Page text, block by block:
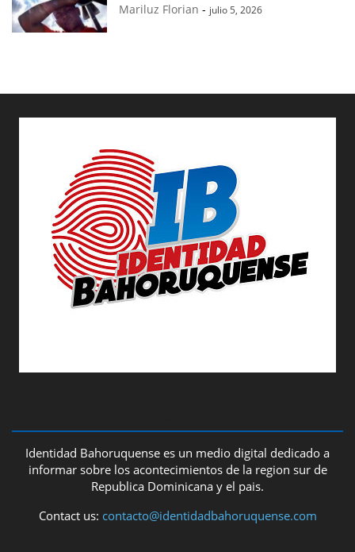
Mariluz Florian - julio 5, 2026
Identidad Bahoruquense es un medio digital dedicado a
informar sobre los acontecimientos de la region sur de
Republica Dominicana y el pais.
Contact us: contacto@identidadbahoruquense.com